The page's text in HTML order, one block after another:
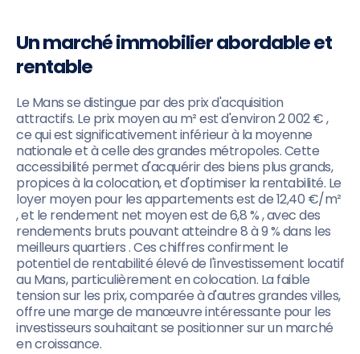
Un marché immobilier abordable et
rentable
Le Mans se distingue par des prix d'acquisition
attractifs. Le prix moyen au m² est d'environ 2 002 € ,
ce qui est significativement inférieur à la moyenne
nationale et à celle des grandes métropoles. Cette
accessibilité permet d'acquérir des biens plus grands,
propices à la colocation, et d'optimiser la rentabilité. Le
loyer moyen pour les appartements est de 12,40 €/m²
, et le rendement net moyen est de 6,8 % , avec des
rendements bruts pouvant atteindre 8 à 9 % dans les
meilleurs quartiers . Ces chiffres confirment le
potentiel de rentabilité élevé de l'investissement locatif
au Mans, particulièrement en colocation. La faible
tension sur les prix, comparée à d'autres grandes villes,
offre une marge de manœuvre intéressante pour les
investisseurs souhaitant se positionner sur un marché
en croissance.